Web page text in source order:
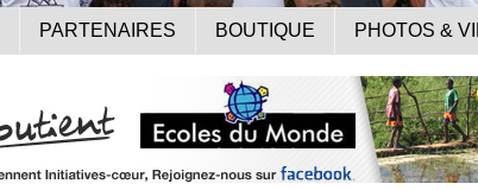
PARTENAIRES BOUTIQUE PHOTOS &